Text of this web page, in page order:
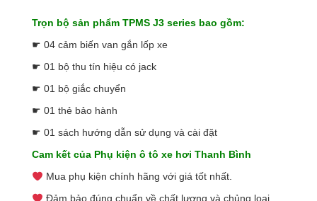
Trọn bộ sản phẩm TPMS J3 series bao gồm:
☛ 04 cảm biến van gắn lốp xe
☛ 01 bộ thu tín hiệu có jack
☛ 01 bộ giắc chuyển
☛ 01 thẻ bảo hành
☛ 01 sách hướng dẫn sử dụng và cài đặt
Cam kết của Phụ kiện ô tô xe hơi Thanh Bình
Mua phụ kiện chính hãng với giá tốt nhất.
Đảm bảo đúng chuẩn về chất lượng và chủng loại